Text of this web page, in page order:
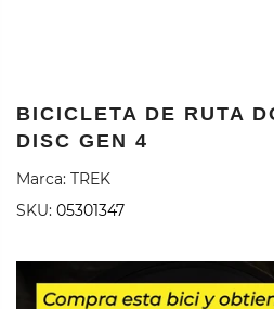
BICICLETA DE RUTA
DISC GEN 4
Marca: TREK
SKU: 05301347